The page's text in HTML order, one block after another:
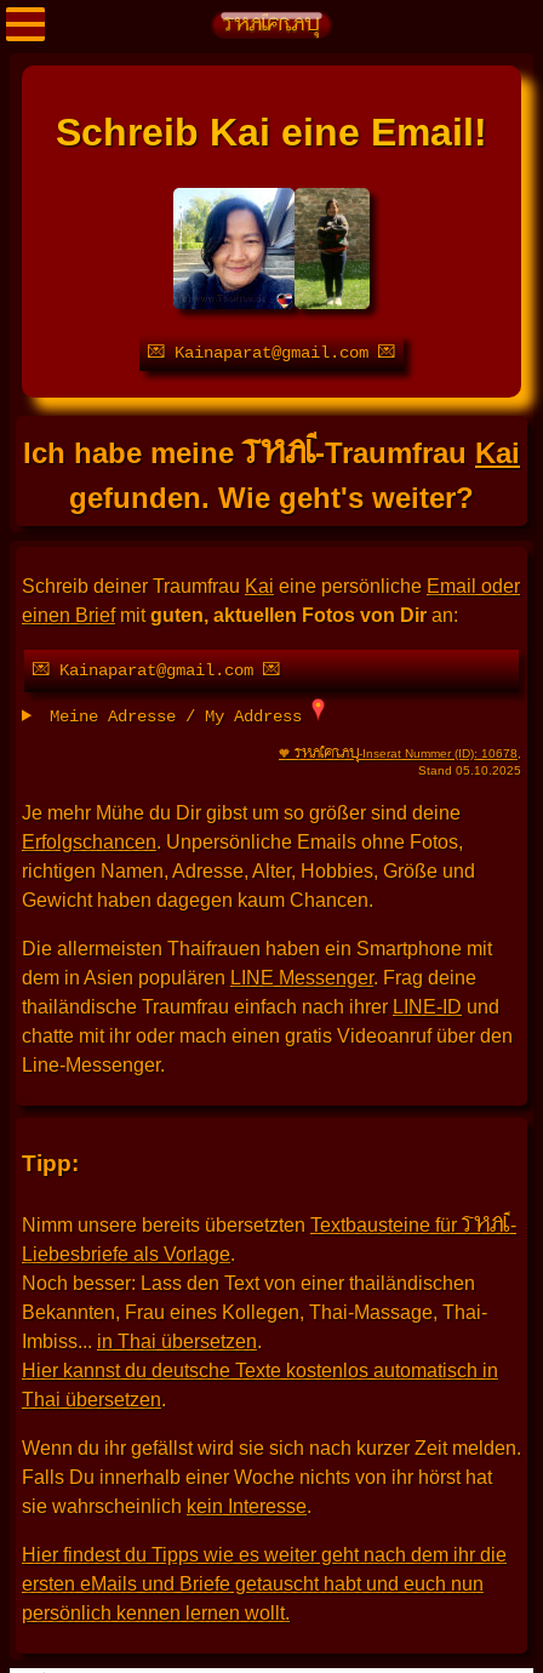
Schreib Kai eine Email!
💌 Kainaparat@gmail.com 💌
Ich habe meineTHAI-Traumfrau Kai
gefunden. Wie geht's weiter?
Schreib deiner Traumfrau Kai eine persönliche Email oder
einen Briefmitguten, aktuellen Fotos von Diran:
💌 Kainaparat@gmail.com 💌
Meine Adresse / My Address
🧡 THAIFRAU-Inserat Nummer (ID): 10678,
Stand 05.10.2025
Je mehr Mühe du Dir gibst um so größer sind deine
Erfolgschancen. Unpersönliche Emails ohne Fotos,
richtigen Namen, Adresse, Alter, Hobbies, Größe und
Gewicht haben dagegen kaum Chancen.
Die allermeisten Thaifrauen haben ein Smartphone mit
dem in Asien populären LINE Messenger. Frag deine
thailändische Traumfrau einfach nach ihrer LINE-ID und
chatte mit ihr oder mach einen gratis Videoanruf über den
Line-Messenger.
Tipp:
Nimm unsere bereits übersetzten Textbausteine für THAI-
Liebesbriefe als Vorlage.
Noch besser: Lass den Text von einer thailändischen
Bekannten, Frau eines Kollegen, Thai-Massage, Thai-
Imbiss... in Thai übersetzen.
Hier kannst du deutsche Texte kostenlos automatisch in
Thai übersetzen.
Wenn du ihr gefällst wird sie sich nach kurzer Zeit melden.
Falls Du innerhalb einer Woche nichts von ihr hörst hat
sie wahrscheinlich kein Interesse.
Hier findest du Tipps wie es weiter geht nach dem ihr die
ersten eMails und Briefe getauscht habt und euch nun
persönlich kennen lernen wollt.